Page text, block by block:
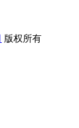
版权所有